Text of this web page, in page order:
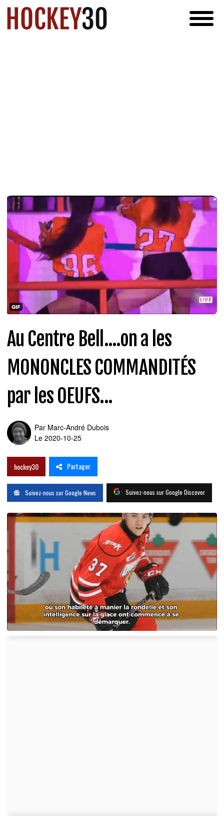
Au Centre Bell....on a les
MONONCLES COMMANDITÉS
par les OEUFS...
Par Marc-André Dubois
Le 2020-10-25
hockey30 Partager
Suivez-nous sur Google News Suivez-nous sur Google Discover